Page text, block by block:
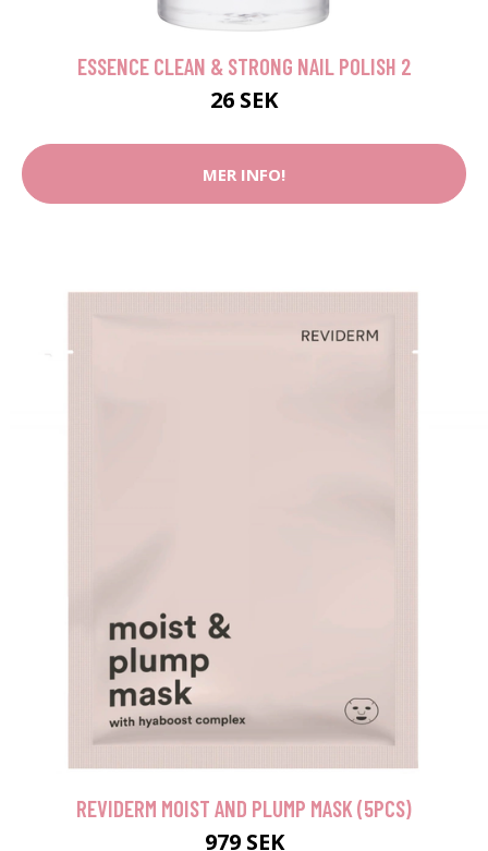
ESSENCE CLEAN & STRONG NAIL POLISH 2
26 SEK
MER INFO!
REVIDERM MOIST AND PLUMP MASK (5PCS)
979 SEK